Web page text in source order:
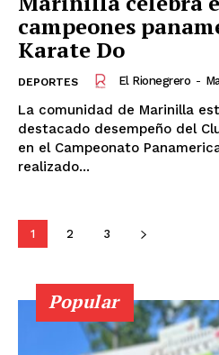
campeones
Karate Do
DEPORTES El Rionegrero -
La comunidad de Marinilla
destacado desempeño del
en el Campeonato
realizado...
1 2 3
Popular